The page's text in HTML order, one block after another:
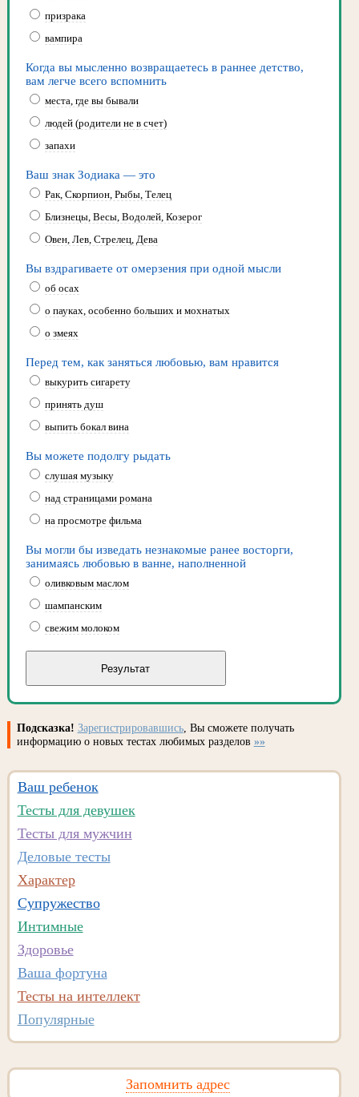
призрака
вампира
Когда вы мысленно возвращаетесь в раннее детство,
вам легче всего вспомнить
места, где вы бывали
людей (родители не в счет)
запахи
Ваш знак Зодиака — это
Рак, Скорпион, Рыбы, Телец
Близнецы, Весы, Водолей, Козерог
Овен, Лев, Стрелец, Дева
Вы вздрагиваете от омерзения при одной мысли
об осах
о пауках, особенно больших и мохнатых
о змеях
Перед тем, как заняться любовью, вам нравится
выкурить сигарету
принять душ
выпить бокал вина
Вы можете подолгу рыдать
слушая музыку
над страницами романа
на просмотре фильма
Вы могли бы изведать незнакомые ранее восторги,
занимаясь любовью в ванне, наполненной
оливковым маслом
шампанским
свежим молоком
Подсказка! Зарегистрировавшись, Вы сможете получать
информацию о новых тестах любимых разделов »»
Ваш ребенок
Тесты для девушек
Тесты для мужчин
Деловые тесты
Характер
Супружество
Интимные
Здоровье
Ваша фортуна
Тесты на интеллект
Популярные
Запомнить адрес